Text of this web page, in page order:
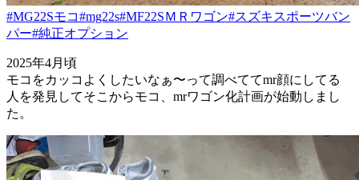
#MG22Sモコ#mg22s#MF22SＭＲワゴン#スズキスポーツバン
パー#純正オプション
2025年4月頃
モコをカッコよくしたいなぁ〜って調べててmr顔にしてる
人を発見してそこからモコ、mrワゴン化計画が始動しまし
た。